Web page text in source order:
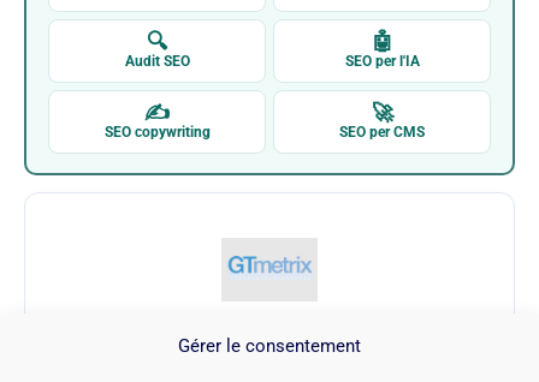
Gérer le consentement
🔍
Audit SEO
🤖
SEO per l'IA
✍
SEO copywriting
🚀
SEO per CMS